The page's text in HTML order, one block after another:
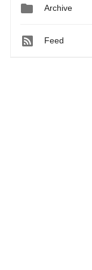
 Archive
Feed